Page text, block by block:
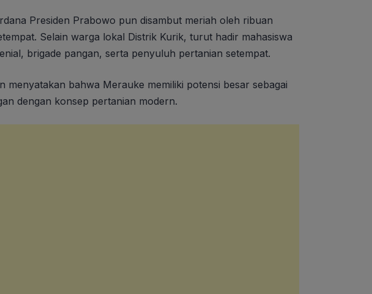
Presiden Prabowo pun disambut meriah oleh ribuan
Selain warga lokal Distrik Kurik, turut hadir mahasiswa
brigade pangan, serta penyuluh pertanian setempat.
menyatakan bahwa Merauke memiliki potensi besar sebagai
dengan konsep pertanian modern.